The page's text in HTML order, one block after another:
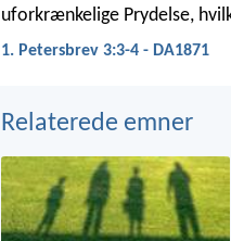
uforkrænkelige Prydelse,
1. Petersbrev 3:3-4 - DA1871
Relaterede emner